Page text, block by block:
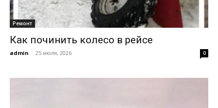
Ремонт
Как починить колесо в рейсе
admin - 25 июля, 2026 0